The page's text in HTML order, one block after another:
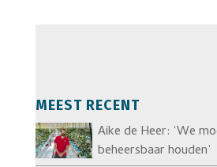
MEEST RECENT
Aike de Heer: ‘We
beheersbaar houden’